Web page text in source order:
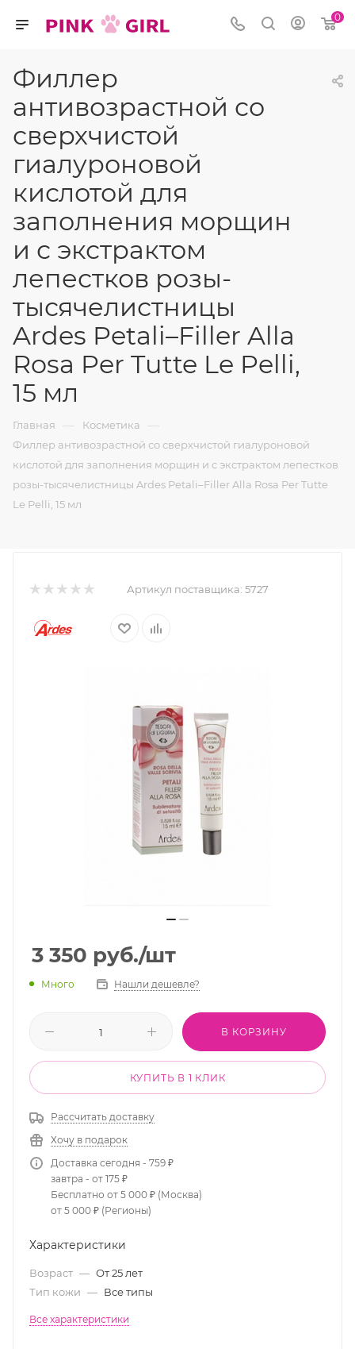
0
Филлер
антивозрастной со
сверхчистой
гиалуроновой
кислотой для
заполнения морщин
и с экстрактом
лепестков розы-
тысячелистницы
Ardes Petali–Filler Alla
Rosa Per Tutte Le Pelli,
15 мл
Главная — Косметика —
Филлер антивозрастной со сверхчистой гиалуроновой
кислотой для заполнения морщин и с экстрактом лепестков
розы-тысячелистницы Ardes Petali–Filler Alla Rosa Per Tutte
Le Pelli, 15 мл
Артикул поставщика: 5727
3 350 руб./шт
Много Нашли дешевле?
В КОРЗИНУ
КУПИТЬ В 1 КЛИК
Рассчитать доставку
Хочу в подарок
Доставка сегодня - 759 ₽
завтра - от 175 ₽
Бесплатно от 5 000 ₽ (Москва)
от 5 000 ₽ (Регионы)
Характеристики
Возраст — От 25 лет
Тип кожи — Все типы
Все характеристики